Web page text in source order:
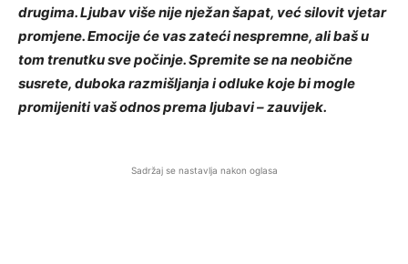
drugima. Ljubav više nije nježan šapat, već silovit vjetar
promjene. Emocije će vas zateći nespremne, ali baš u
tom trenutku sve počinje. Spremite se na neobične
susrete, duboka razmišljanja i odluke koje bi mogle
promijeniti vaš odnos prema ljubavi – zauvijek.
Sadržaj se nastavlja nakon oglasa